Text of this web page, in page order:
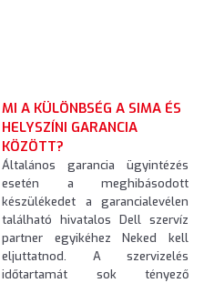
MI A KÜLÖNBSÉG A SIMA ÉS
HELYSZÍNI GARANCIA
KÖZÖTT?
Általános garancia ügyintézés
esetén a meghibásodott
készülékedet a garancialevélen
található hivatalos Dell szervíz
partner egyikéhez Neked kell
eljuttatnod. A szervizelés
időtartamát sok tényező